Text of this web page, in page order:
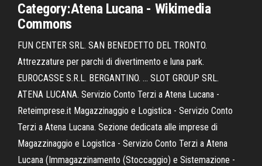
Category:Atena Lucana- Wikimedia
Commons
FUN CENTER SRL. SAN BENEDETTO DEL TRONTO.
Attrezzature per parchi di divertimento e luna park.
EUROCASSE S.R.L. BERGANTINO. ... SLOT GROUP SRL.
ATENA LUCANA. Servizio Conto Terzi a Atena Lucana -
Reteimprese.it Magazzinaggio e Logistica - Servizio Conto
Terzi a Atena Lucana. Sezione dedicata alle imprese di
Magazzinaggio e Logistica - Servizio Conto Terzi a Atena
Lucana (Immagazzinamento (Stoccaggio) e Sistemazione -